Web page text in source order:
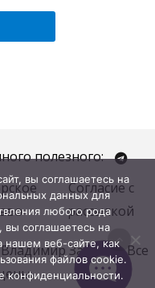
полезного:
Согласие с
рассылкой
Захаров. Все
вы соглашаетесь на
данных для
любого рода
соглашаетесь на
нашем веб-сайте, как
файлов cookie.
конфиденциальности.